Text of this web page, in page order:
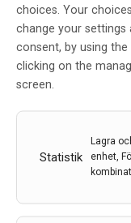
choices. Your
change your settings
consent, by using
clicking on the
screen.
Statistik
Lagra
enhet,